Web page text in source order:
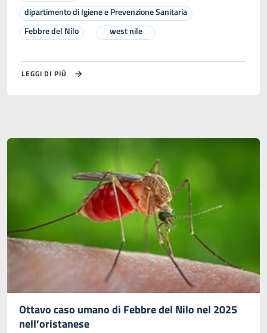
dipartimento di Igiene e Prevenzione Sanitaria
Febbre del Nilo
west nile
LEGGI DI PIÙ
Ottavo caso umano di Febbre del Nilo nel 2025
nell’oristanese